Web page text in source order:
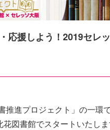
応援しよう！2019セレ
推進プロジェクト」の一環
図書館でスタートいたし